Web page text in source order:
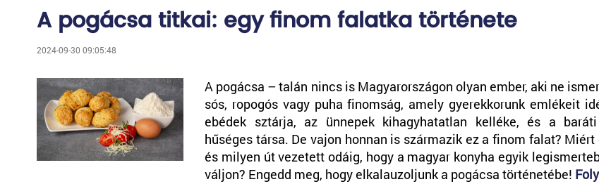
A pogácsa titkai: egy finom falatka története
2024-09-30 09:05:48
A pogácsa – talán nincs is Magyarországon olyan ember, aki ne
sós, ropogós vagy puha finomság, amely gyerekkorunk emlékeit
ebédek sztárja, az ünnepek kihagyhatatlan kelléke, és a baráti
hűséges társa. De vajon honnan is származik ez a finom falat? Miért
és milyen út vezetett odáig, hogy a magyar konyha egyik
váljon? Engedd meg, hogy elkalauzoljunk a pogácsa történetébe!